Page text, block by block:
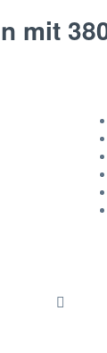
mit